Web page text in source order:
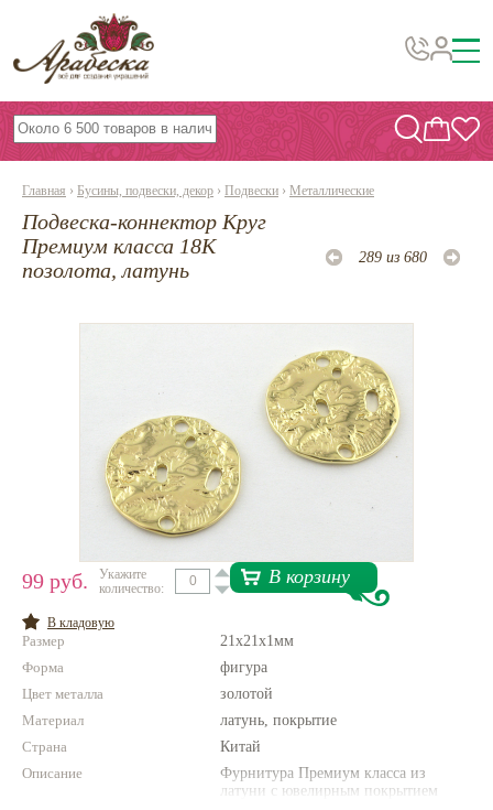
Бусины, подвески, декор
Бисер
Фурнитура
Проволока
Инструменты и материалы
Шнуры, ленты, нитки
По темам и сезонам
Бисер TOHO
Нетемнеющая фурнитура
Всё для вышивки
Натуральные камни
Фотофорум
Главная › Бусины, подвески, декор › Подвески › Металлические
Подвеска-коннектор Круг
Премиум класса 18К
позолота, латунь
289 из 680
99 руб.
Укажите
количество:
В корзину
В кладовую
Размер
21x21x1мм
Форма
фигура
Цвет металла
золотой
Материал
латунь, покрытие
Страна
Китай
Описание
Фурнитура Премиум класса из
латуни с ювелирным покрытием